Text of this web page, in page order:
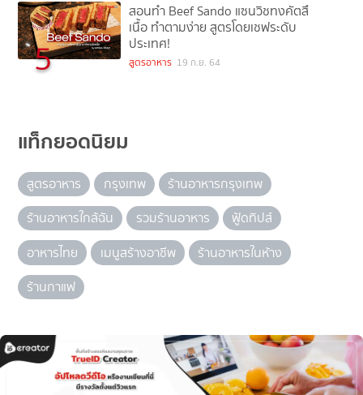
5
สอนทำ Beef Sando แซนวิชทงคัตสึ
เนื้อ ทำตามง่าย สูตรโดยเชฟระดับ
ประเทศ!
สูตรอาหาร 19 ก.ย. 64
แท็กยอดนิยม
สูตรอาหาร กรุงเทพ
ร้านอาหารกรุงเทพ
ร้านอาหารใกล้ฉัน
รวมร้านอาหาร
ฟู้ดทิปส์
อาหารไทย
เมนูสร้างอาชีพ
ร้านอาหารในห้าง
ร้านกาแฟ